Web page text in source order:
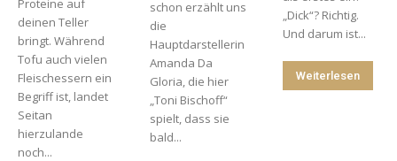
Proteine auf
deinen Teller
bringt. Während
Tofu auch vielen
Fleischessern ein
Begriff ist, landet
Seitan
hierzulande
noch...
schon erzählt uns
die
Hauptdarstellerin
Amanda Da
Gloria, die hier
„Toni Bischoff“
spielt, dass sie
bald...
„Dick“? Richtig.
Und darum ist...
Weiterlesen